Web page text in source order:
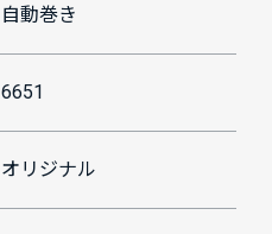
自動巻き
6651
オリジナル